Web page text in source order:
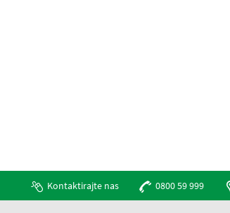
Kontaktirajte nas 0800 59 999